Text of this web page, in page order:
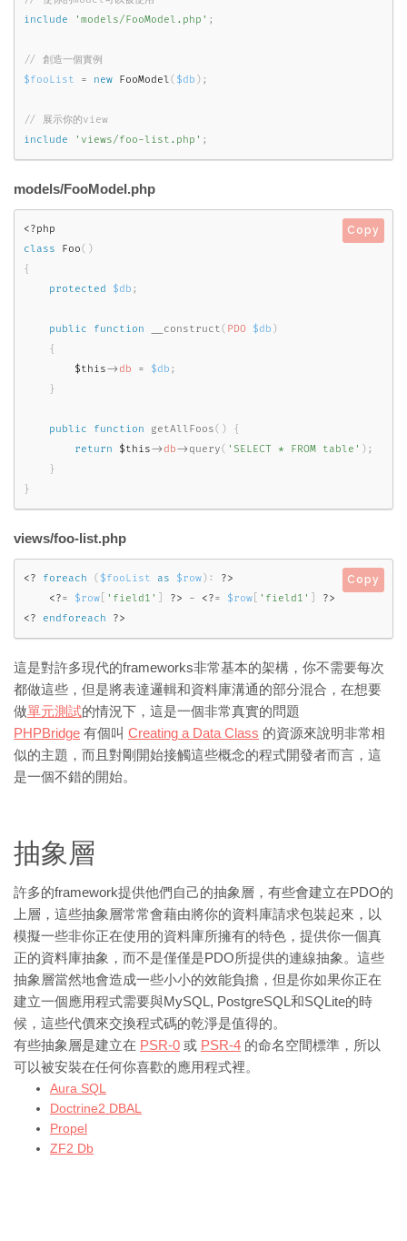
include
'models/FooModel.php' ;
$fooList
= new FooModel( $db ) ;
include
'views/foo-list.php' ;
models/FooModel.php
<?php
class
Foo( )
{
protected
$db ;
public function __construct( PDO $db )
{
$this-> db = $db ;
}
public function getAllFoos( )
{
return
$this-> db-> query( 'SELECT * FROM table' ) ;
}
}
Copy
views/foo-list.php
<? foreach ( $fooList as $row ) :
?>
<?= $row 'field1' ?> - <?= $row 'field1'
?>
<?
endforeach ?>
Copy
這是對許多現代的frameworks非常基本的架構，你不需要每次
都做這些，但是將表達邏輯和資料庫溝通的部分混合，在想要
做單元測試的情況下，這是一個非常真實的問題
PHPBridge 有個叫 Creating a Data Class 的資源來說明非常相
似的主題，而且對剛開始接觸這些概念的程式開發者而言，這
是一個不錯的開始。
抽象層
許多的framework提供他們自己的抽象層，有些會建立在PDO的
上層，這些抽象層常常會藉由將你的資料庫請求包裝起來，以
模擬一些非你正在使用的資料庫所擁有的特色，提供你一個真
正的資料庫抽象，而不是僅僅是PDO所提供的連線抽象。這些
抽象層當然地會造成一些小小的效能負擔，但是你如果你正在
建立一個應用程式需要與MySQL, PostgreSQL和SQLite的時
候，這些代價來交換程式碼的乾淨是值得的。
有些抽象層是建立在 PSR-0 或 PSR-4 的命名空間標準，所以
可以被安裝在任何你喜歡的應用程式裡。
Aura SQL
Doctrine2 DBAL
Propel
ZF2 Db